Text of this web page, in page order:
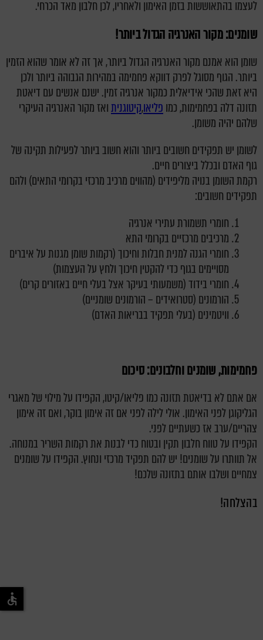
לעצמו בהתאוששות בזמן האימון ולאחריו, לכן חלבון מאד הכרחי.
שומנים: מקור האנרגיה הגדול ביותר!
שומן הוא אמנם מקור האנרגיה הגדול ביותר, אך זה לא אומר שהוא הזמין
ביותר. הגוף מסוגל לפרק דווקא פחמימה במהירות הגבוהה ביותר ולכן
היא זאת שהכי אידיאלית כמקור אנרגיה זמין. ישנם אנשים עם דיאטת
תזונה דלה בפחמימות, כמו פליאו,קיטוגניתואז מקור האנרגיה העיקרי
שלהם יהיה משומן.
לשומן יש תפקידים חשובים ביותר והוא חשוב ביותר לפעילות תקינה של
גוף האדם ובכלל ביצורים חיים.
רקמת השומן בנויה מליפידים (מהווים מרכיב מרכזי בקרומי התאים) ולהם
תפקידים חשובים:
חומרי תשמורת עתירי אנרגיה
מרכיבים מרכזיים בקרומי התא
חומרי הגנה למנית חבלות וחיכוך (רקמות שומן מגנות על איברים
מסויימים בגוף כדי להקטין חיכוך ולחץ על העצמות)
חומרי בידוד (משמעותי בעיקר אצל בעלי חיים באזורים קרים)
הורמונים (סטרואידים – הורמונים שומניים)
וויטמינים (בעלי תפקיד בבריאות האדם)
פחמימות, שומנים וחלבונים: סיכום
אם אתם לא בדיאטת תזונה כמו פליאו/קיטו, הקפידו על מילוי של מאגרי
הגליקוגן לפני האימון. אולי לילה לפני אם זה אימון בוקר, ואם זה אימון
צהריים/ערב אז כשעתיים לפני.
הקפידו על טווח חלבון תקין ובטוח כדי לבנות את רקמות השריר במנוחה.
אל תוותרו על שומנים! יש להם תפקיד מרכזי ונחוץ. הקפידו על שומנים
צמחיים ושלבו אותם בתזונה שלכם!
בהצלחה!